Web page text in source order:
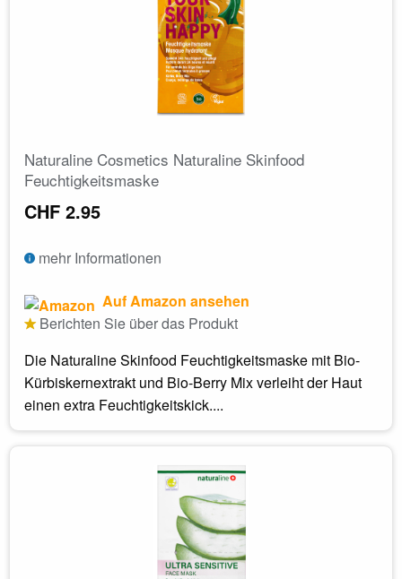
Naturaline Cosmetics Naturaline Skinfood
Feuchtigkeitsmaske
CHF 2.95
mehr Informationen
Auf Amazon ansehen
Berichten Sie über das Produkt
Die Naturaline Skinfood Feuchtigkeitsmaske mit Bio-
Kürbiskernextrakt und Bio-Berry Mix verleiht der Haut
einen extra Feuchtigkeitskick....